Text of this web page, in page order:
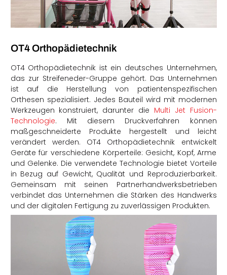
OT4 Orthopädietechnik
OT4 Orthopädietechnik ist ein deutsches Unternehmen,
das zur Streifeneder-Gruppe gehört. Das Unternehmen
ist auf die Herstellung von patientenspezifischen
Orthesen spezialisiert. Jedes Bauteil wird mit modernen
Werkzeugen konstruiert, darunter die Multi Jet Fusion-
Technologie. Mit diesem Druckverfahren können
maßgeschneiderte Produkte hergestellt und leicht
verändert werden. OT4 Orthopädietechnik entwickelt
Geräte für verschiedene Körperteile: Gesicht, Kopf, Arme
und Gelenke. Die verwendete Technologie bietet Vorteile
in Bezug auf Gewicht, Qualität und Reproduzierbarkeit.
Gemeinsam mit seinen Partnerhandwerksbetrieben
verbindet das Unternehmen die Stärken des Handwerks
und der digitalen Fertigung zu zuverlässigen Produkten.